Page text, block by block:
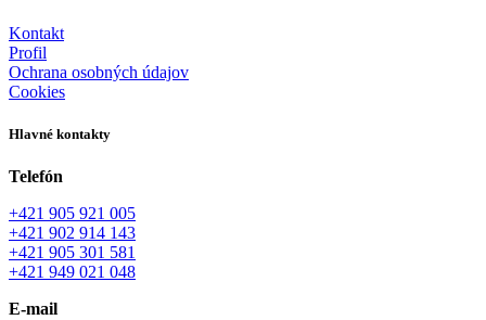
Kontakt
Profil
Ochrana osobných údajov
Cookies
Hlavné kontakty
Telefón
+421 905 921 005
+421 902 914 143
+421 905 301 581
+421 949 021 048
E-mail